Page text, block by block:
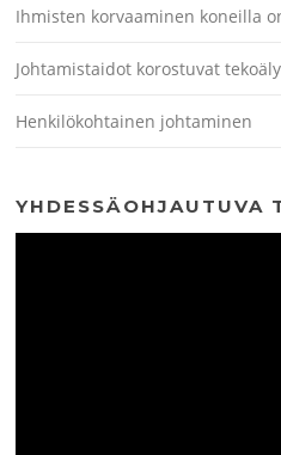
Ihmisten korvaaminen koneilla
Johtamistaidot korostuvat
Henkilökohtainen johtaminen
YHDESSÄOHJAUTUVA